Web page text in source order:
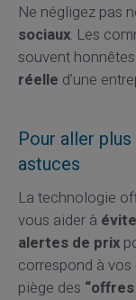
Ne négligez pas
sociaux. Les
souvent
réelle d’une
Pour aller
astuces
La technologie
vous aider à
alertes de prix
correspond à
piège des